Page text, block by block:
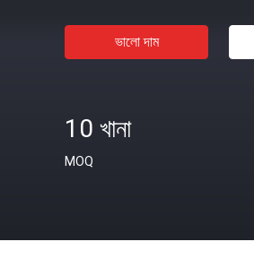
ভালো দাম
10 খানা
MOQ